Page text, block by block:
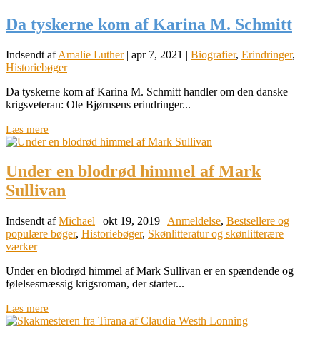
Da tyskerne kom af Karina M. Schmitt
Indsendt afAmalie Luther| apr 7, 2021 | Biografier, Erindringer,
Historiebøger|
Da tyskerne kom af Karina M. Schmitt handler om den danske
krigsveteran: Ole Bjørnsens erindringer...
Læs mere
Under en blodrød himmel af Mark
Sullivan
Indsendt afMichael | okt 19, 2019 | Anmeldelse, Bestsellere og
populære bøger, Historiebøger, Skønlitteratur og skønlitterære
værker|
Under en blodrød himmel af Mark Sullivan er en spændende og
følelsesmæssig krigsroman, der starter...
Læs mere